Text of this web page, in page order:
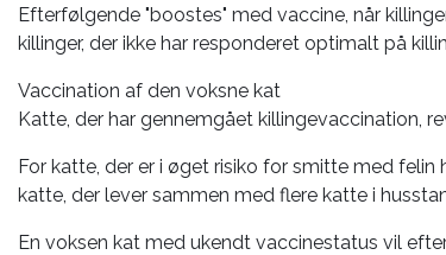
Efterfølgende "boostes" med vaccine, når
killinger, der ikke har responderet optimalt på
Vaccination af den voksne kat
Katte, der har gennemgået killingevaccination,
For katte, der er i øget risiko for smitte med
katte, der lever sammen med flere katte i
En voksen kat med ukendt vaccinestatus vil